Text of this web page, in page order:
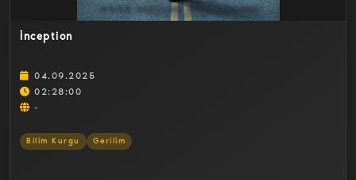
İnception
04.09.2025
02:28:00
-
Bilim Kurgu Gerilim